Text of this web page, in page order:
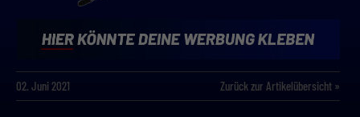
02. Juni 2021 Zurück zur Artikelübersicht »